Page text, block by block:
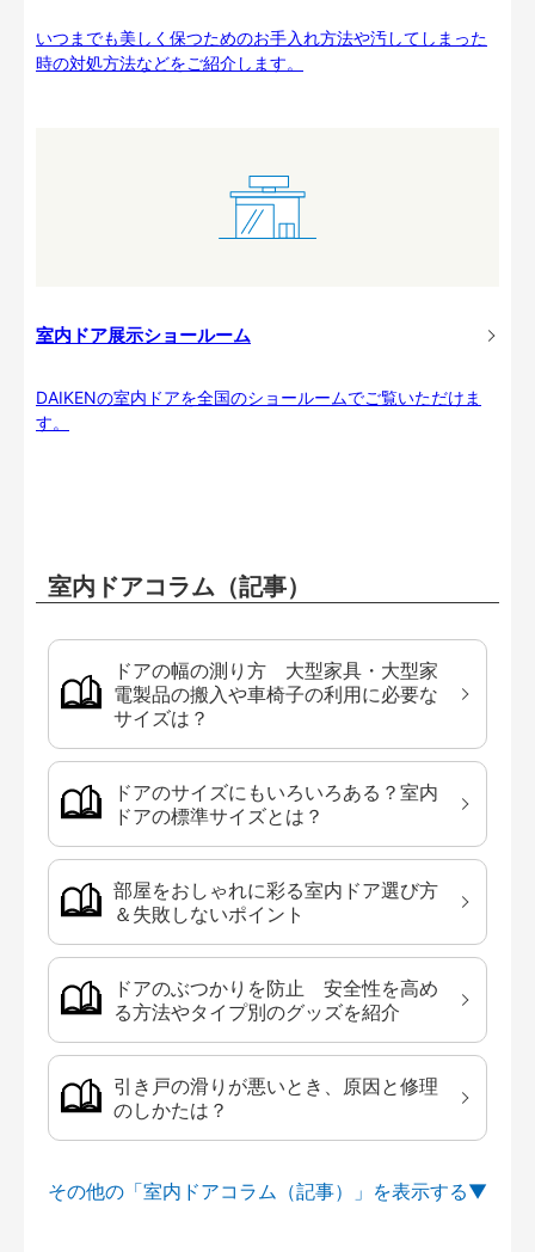
いつまでも美しく保つためのお手入れ方法や汚してしまった
時の対処方法などをご紹介します。
室内ドア展示ショールーム
DAIKENの室内ドアを全国のショールームでご覧いただけま
す。
室内ドアコラム（記事）
ドアの幅の測り方 大型家具・大型家
電製品の搬入や車椅子の利用に必要な
サイズは？
ドアのサイズにもいろいろある？室内
ドアの標準サイズとは？
部屋をおしゃれに彩る室内ドア選び方
＆失敗しないポイント
ドアのぶつかりを防止 安全性を高め
る方法やタイプ別のグッズを紹介
引き戸の滑りが悪いとき、原因と修理
のしかたは？
その他の「室内ドアコラム（記事）」を